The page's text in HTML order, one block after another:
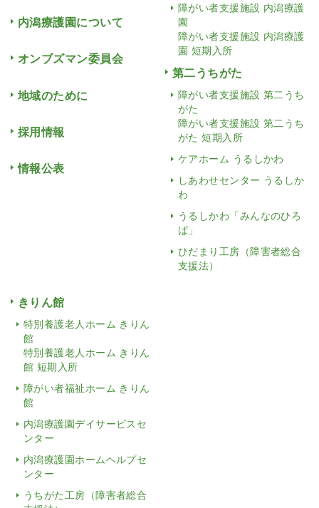
内潟療護園について
オンブズマン委員会
地域のために
採用情報
情報公表
障がい者支援施設 内潟療護
園
障がい者支援施設 内潟療護
園 短期入所
第二うちがた
障がい者支援施設 第二うち
がた
障がい者支援施設 第二うち
がた 短期入所
ケアホーム うるしかわ
しあわせセンター うるしか
わ
うるしかわ「みんなのひろ
ば」
ひだまり工房（障害者総合
支援法）
きりん館
特別養護老人ホーム きりん
館
特別養護老人ホーム きりん
館 短期入所
障がい者福祉ホーム きりん
館
内潟療護園デイサービスセ
ンター
内潟療護園ホームヘルプセ
ンター
うちがた工房（障害者総合